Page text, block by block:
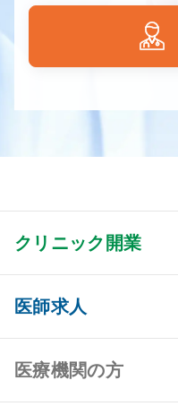
クリニック開業
クリニック開業 TOP
クリニック物件検索
医師求人
医師求人 TOP
医療機関の方